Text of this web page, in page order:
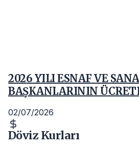
2026 YILI ESNAF VE
BAŞKANLARININ
02/07/2026
Döviz Kurları